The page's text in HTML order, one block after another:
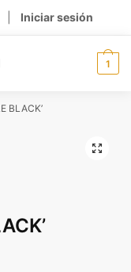
Iniciar sesión
1
BLACK’
🔍